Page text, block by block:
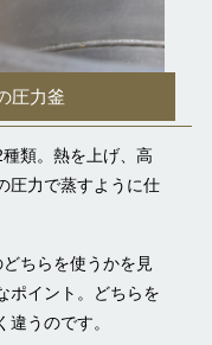
圧力釜
類。熱を上げ、高
圧力で蒸すように仕
ちらを使うかを見
ポイント。どちらを
うのです。